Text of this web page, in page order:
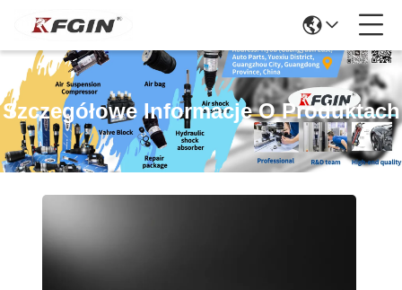
Szczegółowe Informacje O Produktach